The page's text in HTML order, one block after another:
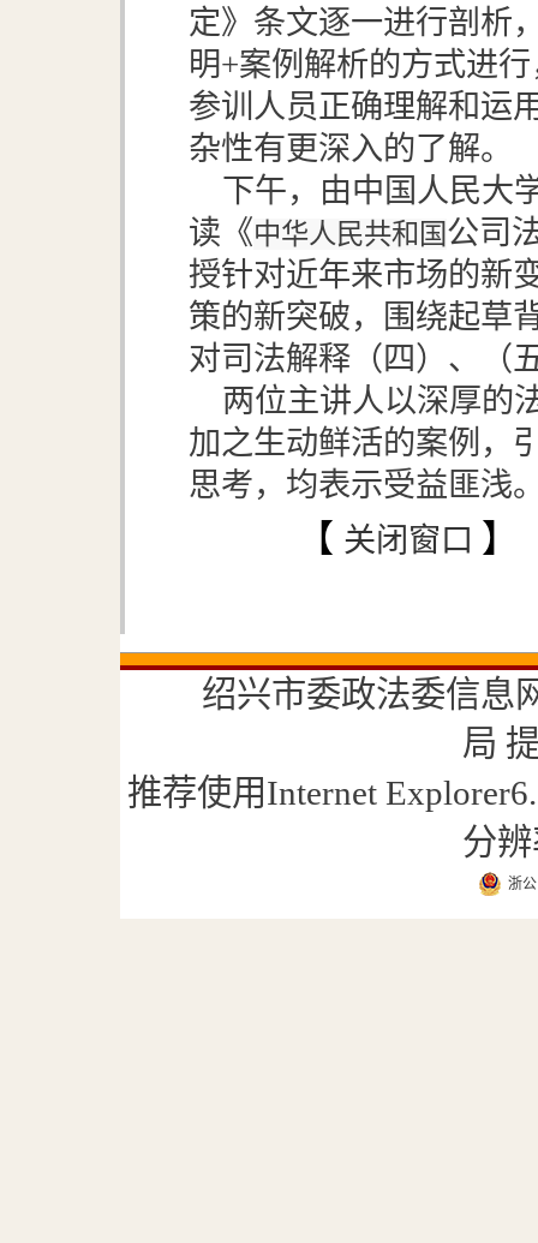
定》条文逐一进行剖析
明+案例解析的方式进
参训人员正确理解和运
杂性有更深入的了解。
下午，由中国人民大
读《中华人民共和国公司
授针对近年来市场的新
策的新突破，围绕起草
对司法解释（四）、（
两位主讲人以深厚的
加之生动鲜活的案例，
思考，均表示受益匪浅
【 关闭窗口 】
绍兴市委政法委信息网
局
推荐使用Internet
分
浙公